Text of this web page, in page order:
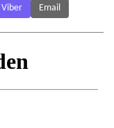
Viber Email